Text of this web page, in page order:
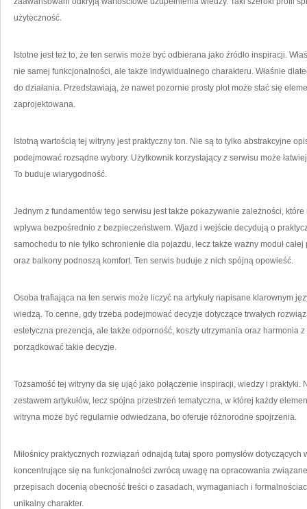
użyteczność.
Istotne jest też to, że ten serwis może być odbierana jako źródło inspiracji.
nie samej funkcjonalności, ale także indywidualnego charakteru. Właśnie
do działania. Przedstawiają, że nawet pozornie prosty płot może stać się
zaprojektowana.
Istotną wartością tej witryny jest praktyczny ton. Nie są to tylko abstrakcyjne
podejmować rozsądne wybory. Użytkownik korzystający z serwisu może
To buduje wiarygodność.
Jednym z fundamentów tego serwisu jest także pokazywanie zależności,
wpływa bezpośrednio z bezpieczeństwem. Wjazd i wejście decydują o
samochodu to nie tylko schronienie dla pojazdu, lecz także ważny moduł
oraz balkony podnoszą komfort. Ten serwis buduje z nich spójną opowieść.
Osoba trafiająca na ten serwis może liczyć na artykuły napisane klarownym
wiedzą. To cenne, gdy trzeba podejmować decyzje dotyczące trwałych
estetyczna prezencja, ale także odporność, koszty utrzymania oraz harmonia
porządkować takie decyzje.
Tożsamość tej witryny da się ująć jako połączenie inspiracji, wiedzy i praktyki.
zestawem artykułów, lecz spójna przestrzeń tematyczna, w której każdy
witryna może być regularnie odwiedzana, bo oferuje różnorodne spojrzenia.
Miłośnicy praktycznych rozwiązań odnajdą tutaj sporo pomysłów
koncentrujące się na funkcjonalności zwrócą uwagę na opracowania
przepisach docenią obecność treści o zasadach, wymaganiach i
unikalny charakter.